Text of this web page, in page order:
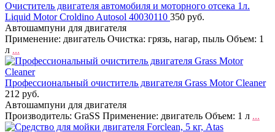
Очиститель двигателя автомобиля и моторного отсека 1л.
Liquid Motor Croldino Autosol 40030110 350 руб.
Автошампуни для двигателя
Применение: двигатель Очистка: грязь, нагар, пыль Объем: 1
л ...
Профессиональный очиститель двигателя Grass Motor Cleaner
212 руб.
Автошампуни для двигателя
Производитель: GraSS Применение: двигатель Объем: 1 л ...